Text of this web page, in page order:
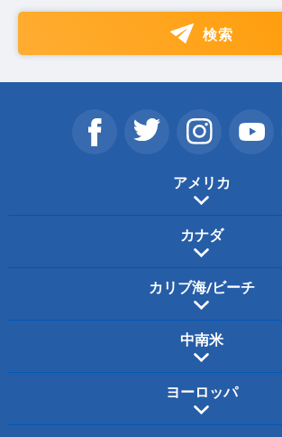
検索
アメリカ
カナダ
カリブ海/ビーチ
中南米
ヨーロッパ